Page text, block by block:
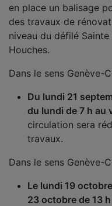
en place un balisage
des travaux de
niveau du défilé
Houches.
Dans le sens Genève-
Du lundi 21
du lundi de 7 h au
circulation sera
travaux.
Dans le sens Genève-
Le lundi 19
23 octobre de 13 h